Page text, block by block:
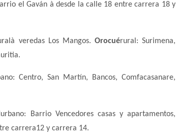
el Gaván à desde la calle 18 entre carrera 18 y
veredas Los Mangos. Orocuérural: Surimena,
Centro, San Martín, Bancos, Comfacasanare,
urbano: Barrio Vencedores casas y apartamentos,
carrera12 y carrera 14.